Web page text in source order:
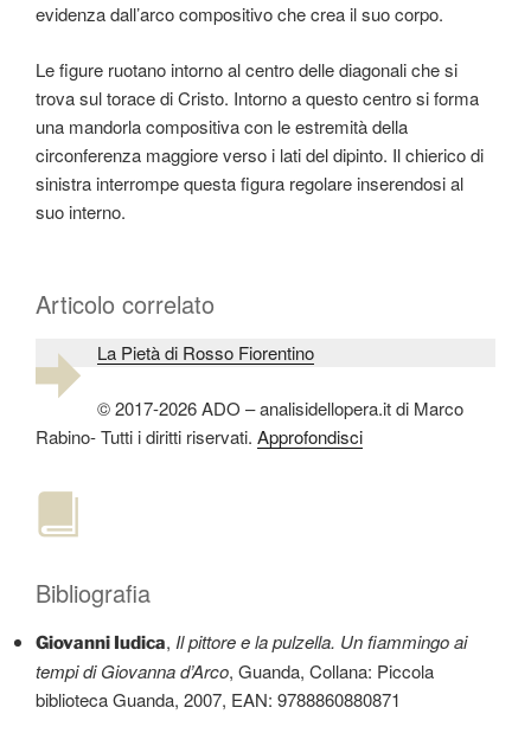
evidenza dall’arco compositivo che crea il suo corpo.
Le figure ruotano intorno al centro delle diagonali che si
trova sul torace di Cristo. Intorno a questo centro si forma
una mandorla compositiva con le estremità della
circonferenza maggiore verso i lati del dipinto. Il chierico di
sinistra interrompe questa figura regolare inserendosi al
suo interno.
Articolo correlato
La Pietà di Rosso Fiorentino
© 2017-2026 ADO – analisidellopera.it di Marco
Rabino- Tutti i diritti riservati. Approfondisci
Bibliografia
Giovanni Iudica, Il pittore e la pulzella. Un fiammingo ai
tempi di Giovanna d’Arco, Guanda, Collana: Piccola
biblioteca Guanda, 2007, EAN: 9788860880871